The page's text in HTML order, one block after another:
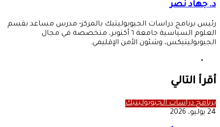
د. جهاد نصر
رئيس برنامج دراسات الجيوبوليتيك بالمركز- مدرس مساعد بقسم
العلوم السياسية جامعة ٦ أكتوبر، متخصصة في مجال
الجيوبوليتيكس، وشئون الأمن الإقليمي.
أقرأ التالي
برنامج دراسات الجيوبوليتيك
24 يوليو، 2026